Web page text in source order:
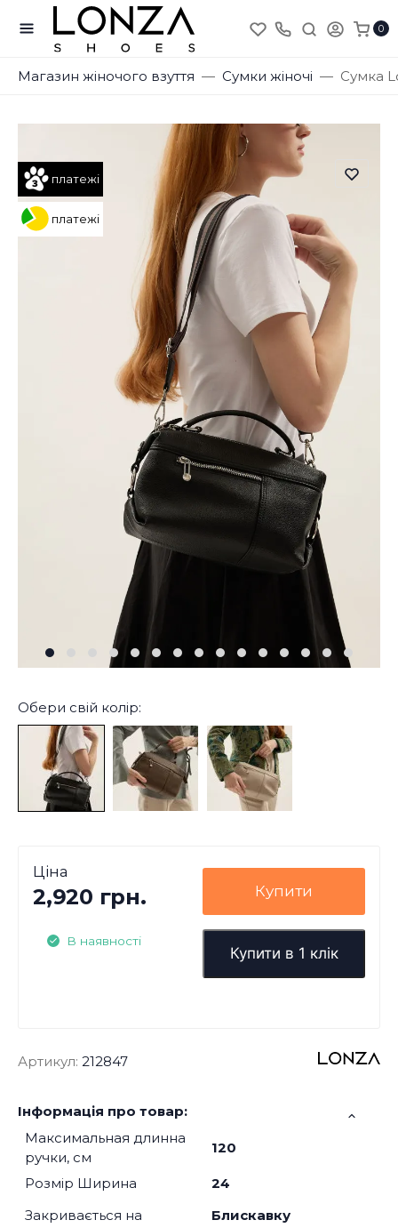
0
Магазин жіночого взуття Сумки жіночі Сумка
платежі
платежі
Обери свій колір:
Ціна
2,920 грн.
В наявності
Купити
Купити в 1 клік
Артикул: 212847
Інформація про товар:
Максимальная длинна
ручки, см
120
Розмір Ширина
24
Закривається на
Блискавку